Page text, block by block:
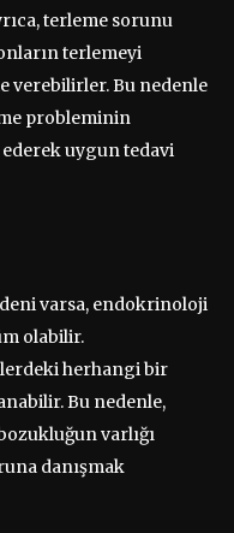
terleme sorunu
terlemeyi
verebilirler. Bu nedenle
probleminin
uygun tedavi
varsa, endokrinoloji
olabilir.
herhangi bir
Bu nedenle,
varlığı
danışmak